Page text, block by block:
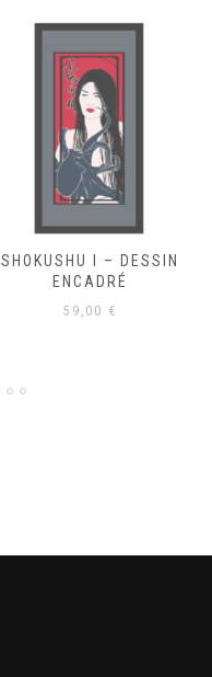
SHOKUSHU III – DESSIN
ENCADRÉ
59,00 €